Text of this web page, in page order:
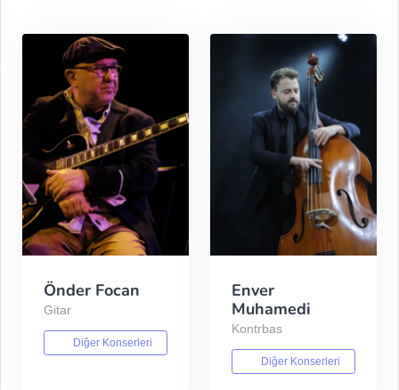
Önder Focan
Gitar
Diğer Konserleri
Enver
Muhamedi
Kontrbas
Diğer Konserleri